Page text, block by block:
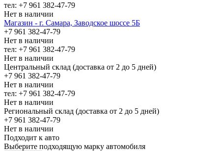
тел: +7 961 382-47-79
Нет в наличии
Магазин - г. Самара, Заводское шоссе 5Б
+7 961 382-47-79
Нет в наличии
тел: +7 961 382-47-79
Нет в наличии
Центральный склад (доставка от 2 до 5 дней)
+7 961 382-47-79
Нет в наличии
тел: +7 961 382-47-79
Нет в наличии
Региональный склад (доставка от 2 до 5 дней)
+7 961 382-47-79
Нет в наличии
Подходит к авто
Выберите подходящую марку автомобиля